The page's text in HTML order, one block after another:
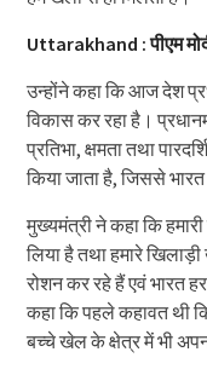
Uttarakhand : पीएम
उन्होंने कहा कि आज देश
विकास कर रहा है।
प्रतिभा, क्षमता तथा
किया जाता है, जिससे भारत
मुख्यमंत्री ने कहा कि
लिया है तथा हमारे
रोशन कर रहे हैं एवं भारत
कहा कि पहले कहावत थी
बच्चे खेल के क्षेत्र में भी